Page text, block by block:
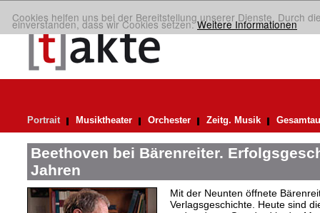
Cookies helfen uns bei der Bereitstellung unserer Dienste. Durch
einverstanden, dass wir Cookies setzen.Weitere Informationen
Portrait Musiktheater Orchester Zeitg. Musik
Beethoven bei Bärenreiter.
Jahren
Mit der Neunten öffnete
Verlagsgeschichte. Heute sind